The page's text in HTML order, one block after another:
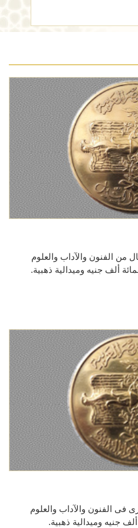
الفنون والآداب والعلوم
ألف جنيه وميدالية ذهبية.
فى الفنون والآداب والعلوم
ألف جنيه وميدالية ذهبية.